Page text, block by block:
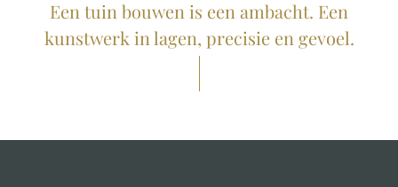
Een tuin bouwen is een ambacht. Een
kunstwerk in lagen, precisie en gevoel.